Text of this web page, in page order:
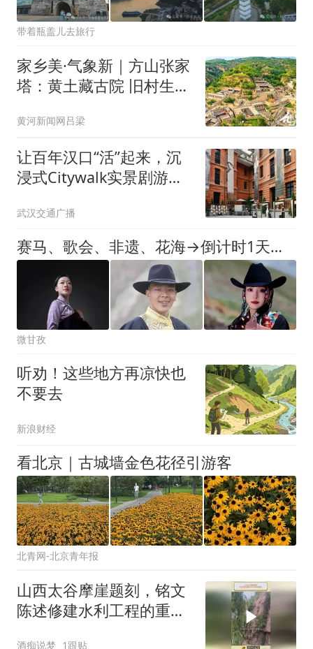
带着瓶盖儿去旅行
家乡美·气象新｜方山张家
塔：黄土藏古院 旧村生新
黄河新闻网吕梁
让百年汉口“活”起来，沉
浸式Citywalk实景剧游
幕
武汉交通广播
赛马、歌会、非遗、花海→倒计时1天！四川最北端4526米，石渠帐篷季拥抱15℃的夏天
微甘孜
听劝！这些地方再凉快也
不要去
新浪财经
看北京｜古城墙金色花径引游客
北青网-北京青年报
山西太谷摩崖题刻，铭文
陈述修建水利工程的重要
酒痴说梦 1跟贴